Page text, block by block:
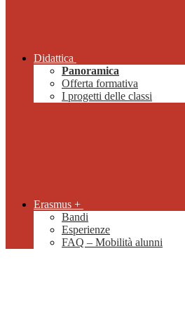
Didattica
Panoramica
Offerta formativa
I progetti delle classi
Erasmus +
Bandi
Esperienze
FAQ – Mobilità alunni